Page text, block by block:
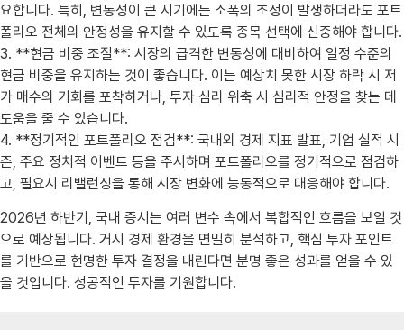
요합니다. 특히, 변동성이 큰 시기에는 소폭의 조정이 발생하더라도 포트
폴리오 전체의 안정성을 유지할 수 있도록 종목 선택에 신중해야 합니다.
3. **현금 비중 조절**: 시장의 급격한 변동성에 대비하여 일정 수준의
현금 비중을 유지하는 것이 좋습니다. 이는 예상치 못한 시장 하락 시 저
가 매수의 기회를 포착하거나, 투자 심리 위축 시 심리적 안정을 찾는 데
도움을 줄 수 있습니다.
4. **정기적인 포트폴리오 점검**: 국내외 경제 지표 발표, 기업 실적 시
즌, 주요 정치적 이벤트 등을 주시하며 포트폴리오를 정기적으로 점검하
고, 필요시 리밸런싱을 통해 시장 변화에 능동적으로 대응해야 합니다.
2026년 하반기, 국내 증시는 여러 변수 속에서 복합적인 흐름을 보일 것
으로 예상됩니다. 거시 경제 환경을 면밀히 분석하고, 핵심 투자 포인트
를 기반으로 현명한 투자 결정을 내린다면 분명 좋은 성과를 얻을 수 있
을 것입니다. 성공적인 투자를 기원합니다.